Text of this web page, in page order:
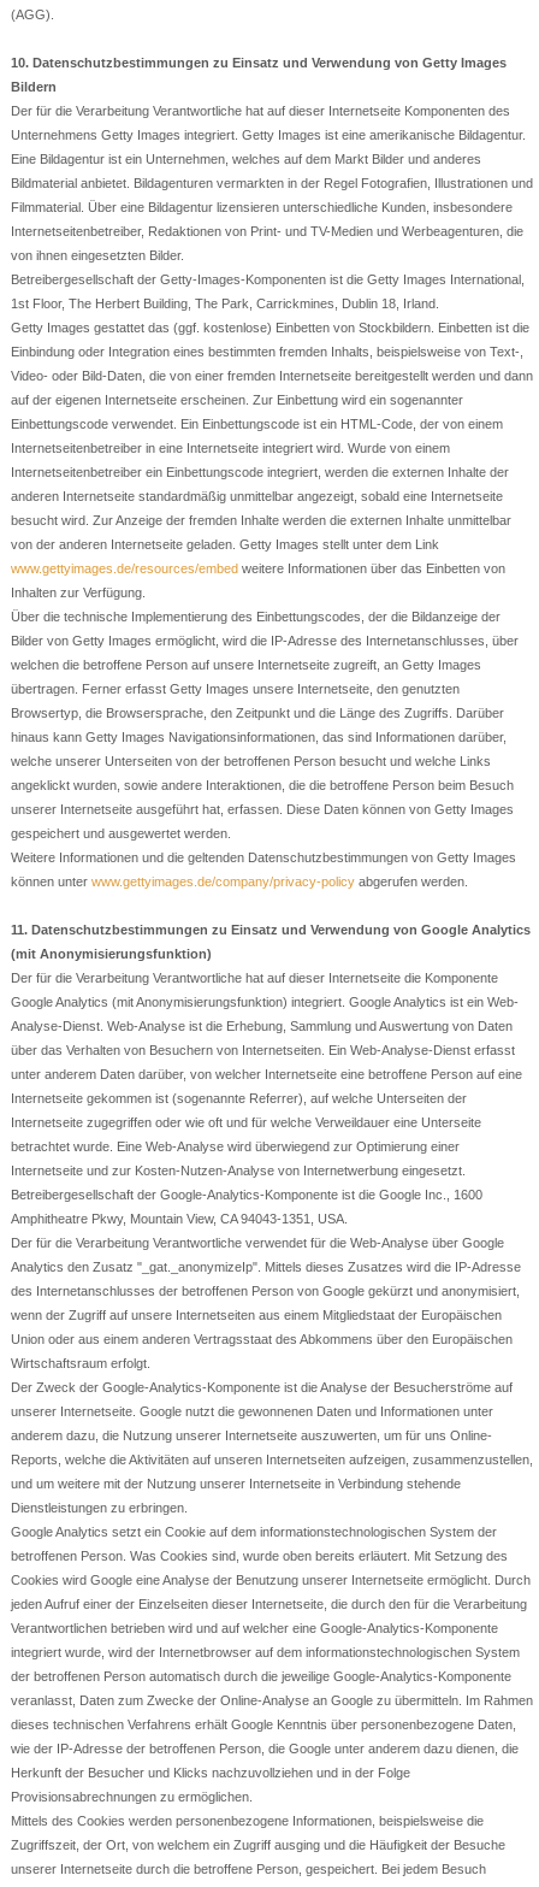
(AGG).
10. Datenschutzbestimmungen zu Einsatz und Verwendung von Getty Images
Bildern
Der für die Verarbeitung Verantwortliche hat auf dieser Internetseite Komponenten des
Unternehmens Getty Images integriert. Getty Images ist eine amerikanische Bildagentur.
Eine Bildagentur ist ein Unternehmen, welches auf dem Markt Bilder und anderes
Bildmaterial anbietet. Bildagenturen vermarkten in der Regel Fotografien, Illustrationen und
Filmmaterial. Über eine Bildagentur lizensieren unterschiedliche Kunden, insbesondere
Internetseitenbetreiber, Redaktionen von Print- und TV-Medien und Werbeagenturen, die
von ihnen eingesetzten Bilder.
Betreibergesellschaft der Getty-Images-Komponenten ist die Getty Images International,
1st Floor, The Herbert Building, The Park, Carrickmines, Dublin 18, Irland.
Getty Images gestattet das (ggf. kostenlose) Einbetten von Stockbildern. Einbetten ist die
Einbindung oder Integration eines bestimmten fremden Inhalts, beispielsweise von Text-,
Video- oder Bild-Daten, die von einer fremden Internetseite bereitgestellt werden und dann
auf der eigenen Internetseite erscheinen. Zur Einbettung wird ein sogenannter
Einbettungscode verwendet. Ein Einbettungscode ist ein HTML-Code, der von einem
Internetseitenbetreiber in eine Internetseite integriert wird. Wurde von einem
Internetseitenbetreiber ein Einbettungscode integriert, werden die externen Inhalte der
anderen Internetseite standardmäßig unmittelbar angezeigt, sobald eine Internetseite
besucht wird. Zur Anzeige der fremden Inhalte werden die externen Inhalte unmittelbar
von der anderen Internetseite geladen. Getty Images stellt unter dem Link
www.gettyimages.de/resources/embedweitere Informationen über das Einbetten von
Inhalten zur Verfügung.
Über die technische Implementierung des Einbettungscodes, der die Bildanzeige der
Bilder von Getty Images ermöglicht, wird die IP-Adresse des Internetanschlusses, über
welchen die betroffene Person auf unsere Internetseite zugreift, an Getty Images
übertragen. Ferner erfasst Getty Images unsere Internetseite, den genutzten
Browsertyp, die Browsersprache, den Zeitpunkt und die Länge des Zugriffs. Darüber
hinaus kann Getty Images Navigationsinformationen, das sind Informationen darüber,
welche unserer Unterseiten von der betroffenen Person besucht und welche Links
angeklickt wurden, sowie andere Interaktionen, die die betroffene Person beim Besuch
unserer Internetseite ausgeführt hat, erfassen. Diese Daten können von Getty Images
gespeichert und ausgewertet werden.
Weitere Informationen und die geltenden Datenschutzbestimmungen von Getty Images
können unter www.gettyimages.de/company/privacy-policyabgerufen werden.
11. Datenschutzbestimmungen zu Einsatz und Verwendung von Google Analytics
(mit Anonymisierungsfunktion)
Der für die Verarbeitung Verantwortliche hat auf dieser Internetseite die Komponente
Google Analytics (mit Anonymisierungsfunktion) integriert. Google Analytics ist ein Web-
Analyse-Dienst. Web-Analyse ist die Erhebung, Sammlung und Auswertung von Daten
über das Verhalten von Besuchern von Internetseiten. Ein Web-Analyse-Dienst erfasst
unter anderem Daten darüber, von welcher Internetseite eine betroffene Person auf eine
Internetseite gekommen ist (sogenannte Referrer), auf welche Unterseiten der
Internetseite zugegriffen oder wie oft und für welche Verweildauer eine Unterseite
betrachtet wurde. Eine Web-Analyse wird überwiegend zur Optimierung einer
Internetseite und zur Kosten-Nutzen-Analyse von Internetwerbung eingesetzt.
Betreibergesellschaft der Google-Analytics-Komponente ist die Google Inc., 1600
Amphitheatre Pkwy, Mountain View, CA 94043-1351, USA.
Der für die Verarbeitung Verantwortliche verwendet für die Web-Analyse über Google
Analytics den Zusatz "_gat._anonymizeIp". Mittels dieses Zusatzes wird die IP-Adresse
des Internetanschlusses der betroffenen Person von Google gekürzt und anonymisiert,
wenn der Zugriff auf unsere Internetseiten aus einem Mitgliedstaat der Europäischen
Union oder aus einem anderen Vertragsstaat des Abkommens über den Europäischen
Wirtschaftsraum erfolgt.
Der Zweck der Google-Analytics-Komponente ist die Analyse der Besucherströme auf
unserer Internetseite. Google nutzt die gewonnenen Daten und Informationen unter
anderem dazu, die Nutzung unserer Internetseite auszuwerten, um für uns Online-
Reports, welche die Aktivitäten auf unseren Internetseiten aufzeigen, zusammenzustellen,
und um weitere mit der Nutzung unserer Internetseite in Verbindung stehende
Dienstleistungen zu erbringen.
Google Analytics setzt ein Cookie auf dem informationstechnologischen System der
betroffenen Person. Was Cookies sind, wurde oben bereits erläutert. Mit Setzung des
Cookies wird Google eine Analyse der Benutzung unserer Internetseite ermöglicht. Durch
jeden Aufruf einer der Einzelseiten dieser Internetseite, die durch den für die Verarbeitung
Verantwortlichen betrieben wird und auf welcher eine Google-Analytics-Komponente
integriert wurde, wird der Internetbrowser auf dem informationstechnologischen System
der betroffenen Person automatisch durch die jeweilige Google-Analytics-Komponente
veranlasst, Daten zum Zwecke der Online-Analyse an Google zu übermitteln. Im Rahmen
dieses technischen Verfahrens erhält Google Kenntnis über personenbezogene Daten,
wie der IP-Adresse der betroffenen Person, die Google unter anderem dazu dienen, die
Herkunft der Besucher und Klicks nachzuvollziehen und in der Folge
Provisionsabrechnungen zu ermöglichen.
Mittels des Cookies werden personenbezogene Informationen, beispielsweise die
Zugriffszeit, der Ort, von welchem ein Zugriff ausging und die Häufigkeit der Besuche
unserer Internetseite durch die betroffene Person, gespeichert. Bei jedem Besuch